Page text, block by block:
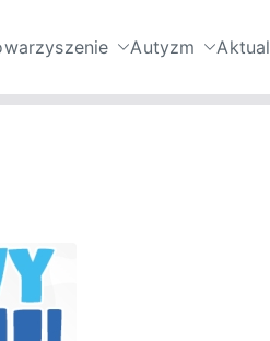
Skarb –
ich opiekunów.
Autyzm